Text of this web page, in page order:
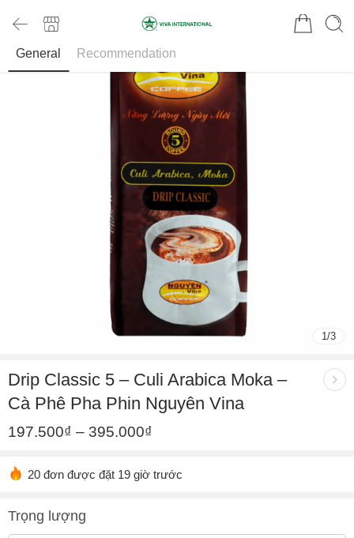
General Recommendation
1/3
Drip Classic 5 – Culi Arabica Moka –
Cà Phê Pha Phin Nguyên Vina
197.500₫ – 395.000₫
20 đơn được đặt 19 giờ trước
Trọng lượng